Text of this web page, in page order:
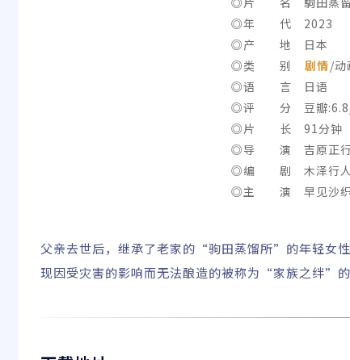
◎年 代 2023
◎产 地 日本
◎类 别 剧情/动
◎语 言 日语
◎评 分 豆瓣:6.8/
◎片 长 91分钟
◎导 演 吉原正
◎编 剧 木泽行人/
◎主 演 早见沙织/小
父亲去世后，继承了老家的“驹田蒸馏所”的年轻女
现因受灾害的影响而无法酿造的被称为“家族之绊”的